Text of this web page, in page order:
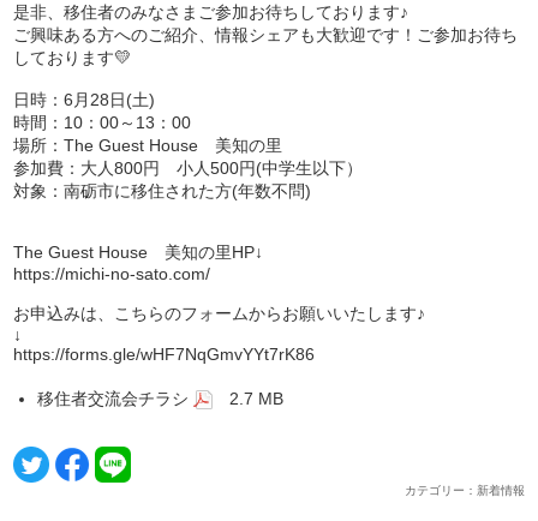
是非、移住者のみなさまご参加お待ちしております♪
ご興味ある方へのご紹介、情報シェアも大歓迎です！ご参加お待ち
しております💛
日時：6月28日(土)
時間：10：00～13：00
場所：The Guest House 美知の里
参加費：大人800円 小人500円(中学生以下）
対象：南砺市に移住された方(年数不問)
The Guest House 美知の里HP↓
https://michi-no-sato.com/
お申込みは、こちらのフォームからお願いいたします♪
↓
https://forms.gle/wHF7NqGmvYYt7rK86
移住者交流会チラシ 2.7 MB
カテゴリー：新着情報